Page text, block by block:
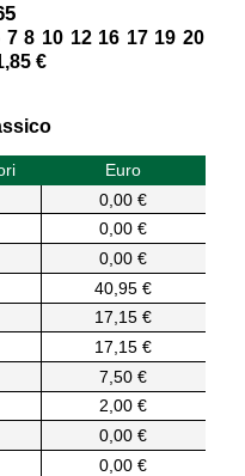
7 8 10 12 16 17 19 20
€
Euro
0,00 €
0,00 €
0,00 €
40,95 €
17,15 €
17,15 €
7,50 €
2,00 €
0,00 €
0,00 €